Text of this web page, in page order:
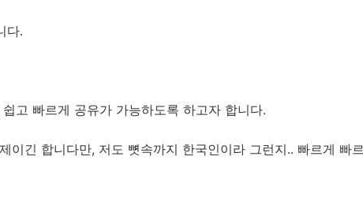
다.
고 빠르게 공유가 가능하도록 하고자 합니다.
이긴 합니다만, 저도 뼛속까지 한국인이라 그런지.. 빠르게 빠